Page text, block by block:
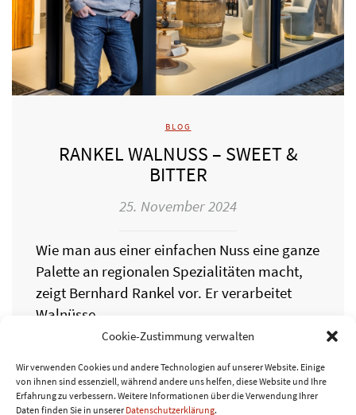
Cookie-Zustimmung verwalten
Wir verwenden Cookies und andere Technologien auf unserer Website. Einige
von ihnen sind essenziell, während andere uns helfen, diese Website und Ihre
Erfahrung zu verbessern. Weitere Informationen über die Verwendung Ihrer
Daten finden Sie in unsererDatenschutzerklärung.
BLOG
RANKEL WALNUSS – SWEET &
BITTER
25. November 2024
Wie man aus einer einfachen Nuss eine ganze
Palette an regionalen Spezialitäten macht,
zeigt Bernhard Rankel vor. Er verarbeitet
Walnüsse…
WEITERLESEN